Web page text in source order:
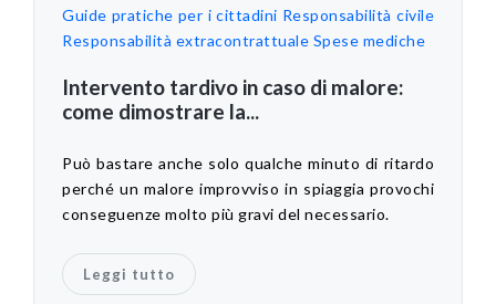
Guide pratiche per i cittadini Responsabilità civile
Responsabilità extracontrattuale Spese mediche
Intervento tardivo in caso di malore:
come dimostrare la...
Può bastare anche solo qualche minuto di ritardo
perché un malore improvviso in spiaggia provochi
conseguenze molto più gravi del necessario.
Leggi tutto